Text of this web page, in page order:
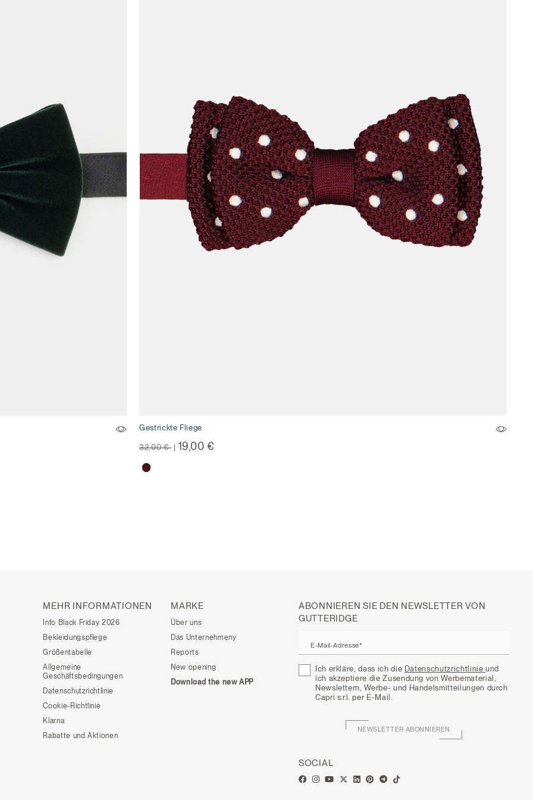
Gestrickte Fliege
Preisreduzierung von
32,00 € auf
| 19,00 €
MEHR INFORMATIONEN
Info Black Friday 2026
Bekleidungspflege
Größentabelle
Allgemeine
Geschäftsbedingungen
Datenschutzrichtlinie
Cookie-Richtlinie
Klarna
Rabatte und Aktionen
MARKE
Über uns
Das Unternehmeny
Reports
New opening
Download the new APP
ABONNIEREN SIE DEN NEWSLETTER VON
GUTTERIDGE
E-Mail-Adresse*
Ich erkläre, dass ich die Datenschutzrichtlinieund
ich akzeptiere die Zusendung von Werbematerial,
Newslettern, Werbe- und Handelsmitteilungen durch
Capri s.r.l. per E-Mail.
NEWSLETTER ABONNIEREN
SOCIAL